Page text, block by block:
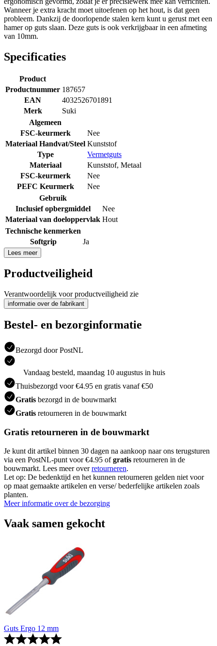
Wanneer je extra kracht moet uitoefenen op het hout, is dat geen
probleem. Dankzij de doorlopende stalen kern kunt u gerust met een
hamer op guts slaan. Deze guts is ook verkrijgbaar in een afmeting
van 10mm.
Specificaties
Product
Productnummer 187657
EAN
4032526701891
Merk
Suki
Algemeen
FSC-keurmerk
Nee
Materiaal Handvat/Steel Kunststof
Type
Vermetguts
Materiaal
Kunststof, Metaal
FSC-keurmerk
Nee
PEFC Keurmerk
Nee
Gebruik
Inclusief opbergmiddel
Nee
Materiaal van doeloppervlak Hout
Technische kenmerken
Softgrip
Ja
Lees meer
Productveiligheid
Verantwoordelijk voor productveiligheid zie
informatie over de fabrikant
Bestel- en bezorginformatie
Bezorgd door PostNL
Vandaag besteld, maandag 10 augustus in huis
Thuisbezorgd voor €4.95 en gratis vanaf €50
Gratis bezorgd in de bouwmarkt
Gratis retourneren in de bouwmarkt
Gratis retourneren in de bouwmarkt
Je kunt dit artikel binnen 30 dagen na aankoop naar ons terugsturen
via een PostNL-punt voor €4.95 ofgratis retourneren in de
bouwmarkt. Lees meer overretourneren.
Let op: De bedenktijd en het kunnen retourneren gelden niet voor
op maat gemaakte artikelen en verse/ bederfelijke artikelen zoals
planten.
Meer informatie over de bezorging
Vaak samen gekocht
Guts Ergo 12 mm